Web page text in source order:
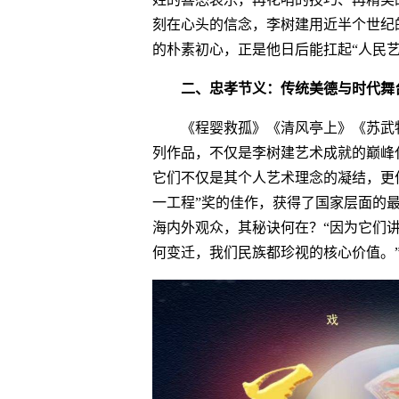
刻在心头的信念，李树建用近半个世
的朴素初心，正是他日后能扛起“人民
二、忠孝节义：传统美德与时代舞
《程婴救孤》《清风亭上》《苏
列作品，不仅是李树建艺术成就的巅
它们不仅是其个人艺术理念的凝结，
一工程”奖的佳作，获得了国家层面的
海内外观众，其秘诀何在？“因为它们
何变迁，我们民族都珍视的核心价值